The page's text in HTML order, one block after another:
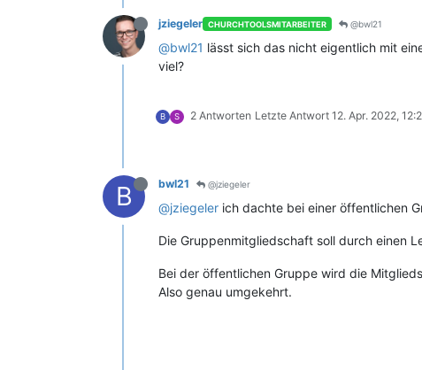
jziegeler CHURCHTOOLSMITARBEITER @bwl21
@bwl21 lässt sich das nicht eigentlich mit
viel?
B S 2 Antworten Letzte Antwort 12. Apr. 2022,
B bwl21 @jziegeler
@jziegeler ich dachte bei einer öffentlichen
Die Gruppenmitgliedschaft soll durch einen
Bei der öffentlichen Gruppe wird die
Also genau umgekehrt.